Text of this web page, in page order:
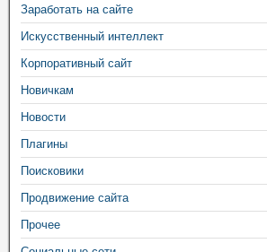
Заработать на сайте
Искусственный интеллект
Корпоративный сайт
Новичкам
Новости
Плагины
Поисковики
Продвижение сайта
Прочее